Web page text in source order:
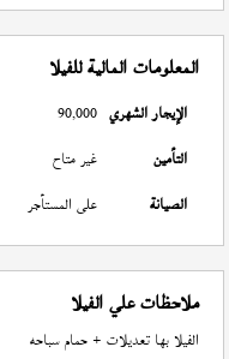
المعلومات المالية للفيلا
الإيجار الشهري 90,000
التأمين
غير متاح
الصيانة
على المستأجر
ملاحظات علي الفيلا
الفيلا بها تعديلات + حمام سباحه